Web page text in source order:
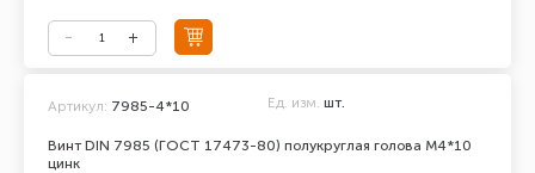
Винт DIN 7985 (ГОСТ 17473-80) полукруглая голова М4*10
цинк
Артикул: 7985-4*10 Ед. изм. шт.